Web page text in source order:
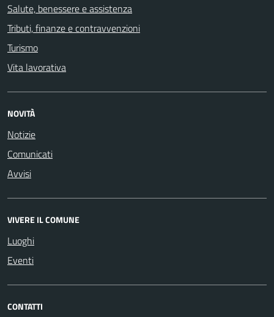
Salute, benessere e assistenza
Tributi, finanze e contravvenzioni
Turismo
Vita lavorativa
NOVITÀ
Notizie
Comunicati
Avvisi
VIVERE IL COMUNE
Luoghi
Eventi
CONTATTI